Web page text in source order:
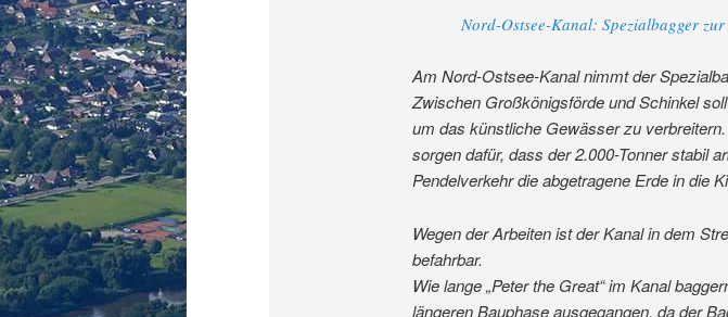
Nord-Ostsee-Kanal: Spezialbagger
Am Nord-Ostsee-Kanal nimmt der
Zwischen Großkönigsförde und Schinkel
um das künstliche Gewässer zu
sorgen dafür, dass der 2.000-Tonner stabil
Pendelverkehr die abgetragene Erde in die
Wegen der Arbeiten ist der Kanal in dem
befahrbar.
Wie lange „Peter the Great“ im Kanal
längeren Bauphase ausgegangen, da der